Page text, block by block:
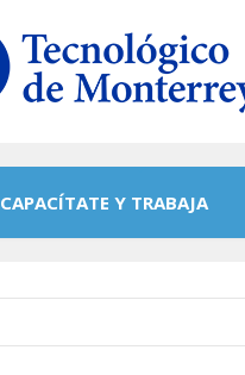
CAPACÍTATE Y TRABAJA